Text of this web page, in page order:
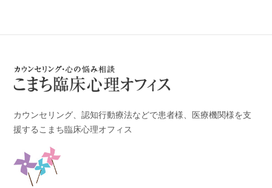
カウンセリング、認知行動療法などで患者様、医療機関様を支
援するこまち臨床心理オフィス